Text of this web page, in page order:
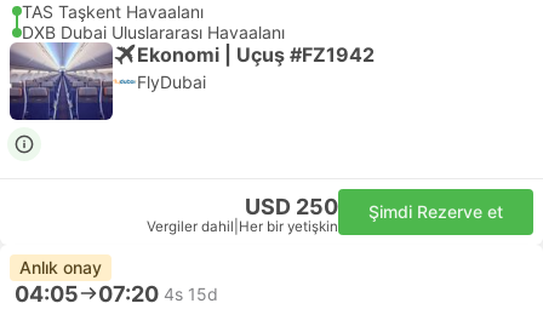
TAS Taşkent Havaalanı
DXB Dubai Uluslararası Havaalanı
Ekonomi | Uçuş #FZ1942
FlyDubai
USD 250
Vergiler dahil Her bir yetişkin
Şimdi Rezerve et
Anlık onay
04:05 07:20 4s 15d